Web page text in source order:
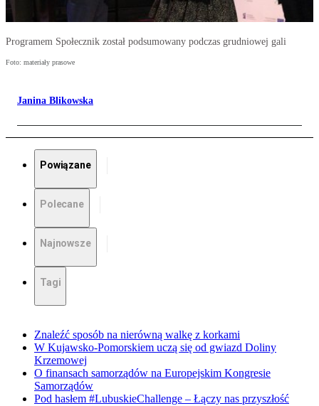
Programem Społecznik został podsumowany podczas grudniowej gali
Foto: materiały prasowe
Janina Blikowska
Powiązane
Polecane
Najnowsze
Tagi
Znaleźć sposób na nierówną walkę z korkami
W Kujawsko-Pomorskiem uczą się od gwiazd Doliny
Krzemowej
O finansach samorządów na Europejskim Kongresie
Samorządów
Pod hasłem #LubuskieChallenge – Łączy nas przyszłość